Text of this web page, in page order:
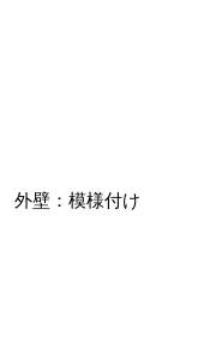
外壁：模様付け